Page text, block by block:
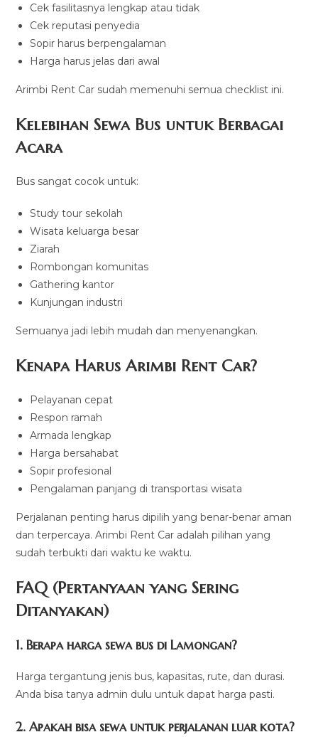
Cek fasilitasnya lengkap atau tidak
Cek reputasi penyedia
Sopir harus berpengalaman
Harga harus jelas dari awal
Arimbi Rent Car sudah memenuhi semua checklist ini.
Kelebihan Sewa Bus untuk Berbagai
Acara
Bus sangat cocok untuk:
Study tour sekolah
Wisata keluarga besar
Ziarah
Rombongan komunitas
Gathering kantor
Kunjungan industri
Semuanya jadi lebih mudah dan menyenangkan.
Kenapa Harus Arimbi Rent Car?
Pelayanan cepat
Respon ramah
Armada lengkap
Harga bersahabat
Sopir profesional
Pengalaman panjang di transportasi wisata
Perjalanan penting harus dipilih yang benar-benar aman
dan terpercaya. Arimbi Rent Car adalah pilihan yang
sudah terbukti dari waktu ke waktu.
FAQ (Pertanyaan yang Sering
Ditanyakan)
1. Berapa harga sewa bus di Lamongan?
Harga tergantung jenis bus, kapasitas, rute, dan durasi.
Anda bisa tanya admin dulu untuk dapat harga pasti.
2. Apakah bisa sewa untuk perjalanan luar kota?